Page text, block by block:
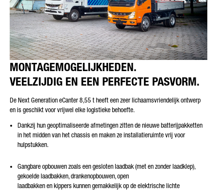
MONTAGEMOGELIJKHEDEN.
VEELZIJDIG EN EEN PERFECTE PASVORM.
De Next Generation eCanter 8,55 t heeft een zeer lichaamsvriendelijk ontwerp
en is geschikt voor vrijwel elke logistieke behoefte.
Dankzij hun geoptimaliseerde afmetingen zitten de nieuwe batterijpakketten
in het midden van het chassis en maken ze installatieruimte vrij voor
hulpstukken.
Gangbare opbouwen zoals een gesloten laadbak (met en zonder laadklep),
gekoelde laadbakken, drankenopbouwen, open
laadbakken en kippers kunnen gemakkelijk op de elektrische lichte